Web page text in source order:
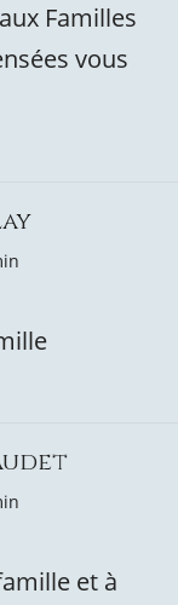
Familles
vous
et à